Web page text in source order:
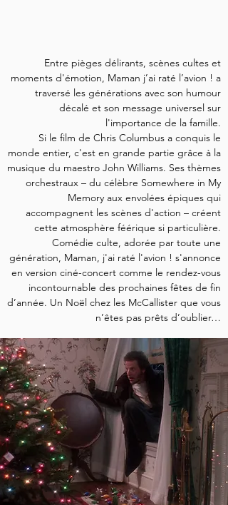
Entre pièges délirants, scènes cultes et
moments d'émotion, Maman j’ai raté l’avion ! a
traversé les générations avec son humour
décalé et son message universel sur
l'importance de la famille.
Si le film de Chris Columbus a conquis le
monde entier, c'est en grande partie grâce à la
musique du maestro John Williams. Ses thèmes
orchestraux – du célèbre Somewhere in My
Memory aux envolées épiques qui
accompagnent les scènes d'action – créent
cette atmosphère féérique si particulière.
Comédie culte, adorée par toute une
génération, Maman, j'ai raté l'avion ! s'annonce
en version ciné-concert comme le rendez-vous
incontournable des prochaines fêtes de fin
d’année. Un Noël chez les McCallister que vous
n’êtes pas prêts d’oublier…